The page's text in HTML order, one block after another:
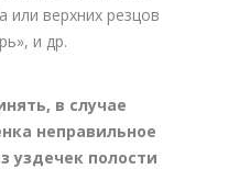
или верхних резцов
и др.
в случае
неправильное
уздечек полости